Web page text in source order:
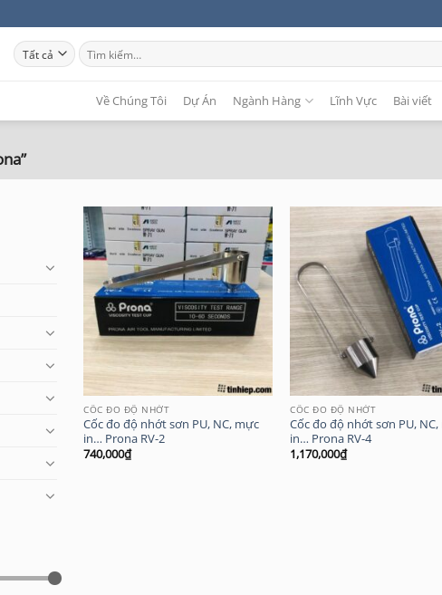
Tìm
kiếm:
Về Chúng Tôi Dự Án Ngành Hàng Lĩnh Vực Bài viết
CỐC ĐO ĐỘ NHỚT
Cốc đo độ nhớt sơn PU, NC, mực
in… Prona RV-2
740,000₫
CỐC ĐO ĐỘ NHỚT
Cốc đo độ nhớt sơn PU,
in… Prona RV-4
1,170,000₫